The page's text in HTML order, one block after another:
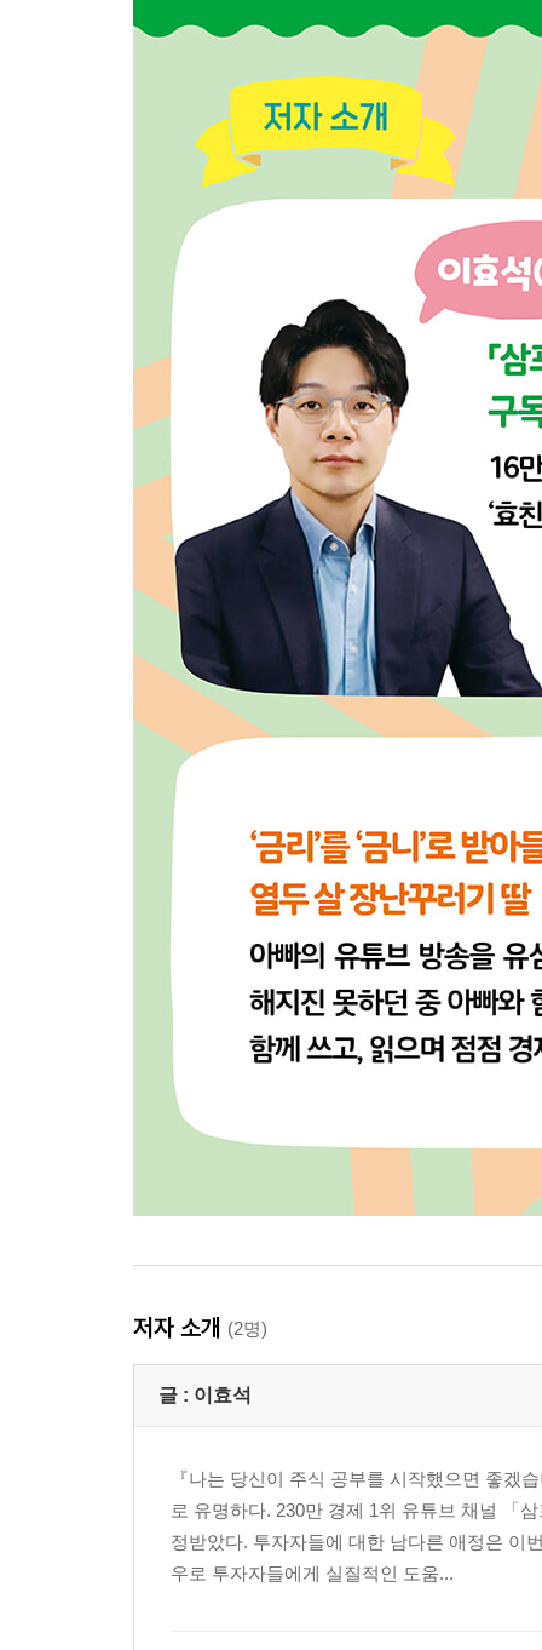
저자 소개 (2명)
글 : 이효석
『나는 당신이 주식 공부를 시작했으면 좋겠
로 유명하다. 230만 경제 1위 유튜브 채널 「
정받았다. 투자자들에 대한 남다른 애정은 이
우로 투자자들에게 실질적인 도움...